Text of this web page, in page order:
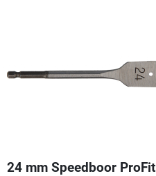
24 mm Speedboor ProFit